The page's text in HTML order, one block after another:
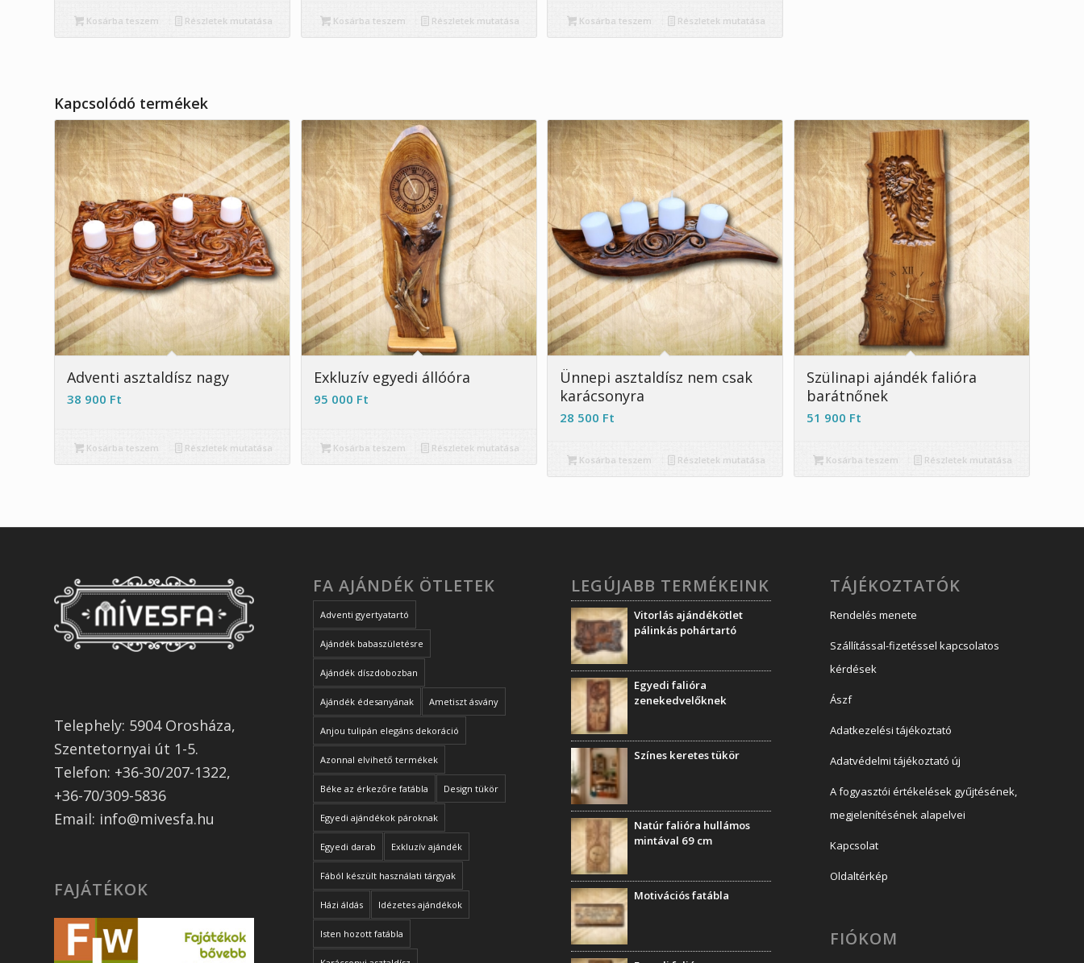
Kosárba teszem Részletek mutatása Kosárba teszem Részletek mutatása Kosárba teszem Részletek mutatása
Kapcsolódó termékek
Adventi asztaldísz nagy
38 900 Ft
Kosárba teszem Részletek mutatása
Exkluzív egyedi állóóra
95 000 Ft
Kosárba teszem Részletek mutatása
Ünnepi asztaldísz nem csak
karácsonyra
28 500 Ft
Kosárba teszem Részletek mutatása
Szülinapi ajándék falióra
barátnőnek
51 900 Ft
Kosárba teszem Részletek mutatása
Telephely: 5904 Orosháza,
Szentetornyai út 1-5.
Telefon: +36-30/207-1322,
+36-70/309-5836
Email: info@mivesfa.hu
FAJÁTÉKOK
FA AJÁNDÉK ÖTLETEK
Adventi gyertyatartó
Ajándék babaszületésre
Ajándék díszdobozban
Ajándék édesanyának Ametiszt ásvány
Anjou tulipán elegáns dekoráció
Azonnal elvihető termékek
Béke az érkezőre fatábla Design tükör
Egyedi ajándékok pároknak
Egyedi darab Exkluzív ajándék
Fából készült használati tárgyak
Házi áldás Idézetes ajándékok
Isten hozott fatábla
LEGÚJABB TERMÉKEINK
Vitorlás ajándékötlet
pálinkás pohártartó
Egyedi falióra
zenekedvelőknek
Színes keretes tükör
Natúr falióra hullámos
mintával 69 cm
Motivációs fatábla
TÁJÉKOZTATÓK
Rendelés menete
Szállítással-fizetéssel kapcsolatos
kérdések
Ászf
Adatkezelési tájékoztató
Adatvédelmi tájékoztató új
A fogyasztói értékelések gyűjtésének,
megjelenítésének alapelvei
Kapcsolat
Oldaltérkép
FIÓKOM